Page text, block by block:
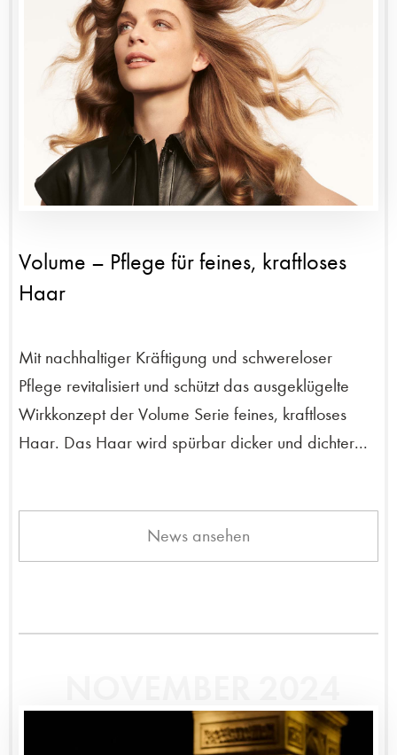
Volume – Pflege für feines, kraftloses
Haar
Mit nachhaltiger Kräftigung und schwereloser
Pflege revitalisiert und schützt das ausgeklügelte
Wirkkonzept der Volume Serie feines, kraftloses
Haar. Das Haar wird spürbar dicker und dichter...
News ansehen